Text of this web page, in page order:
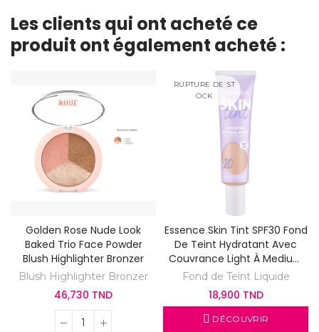
Les clients qui ont acheté ce
produit ont également acheté :
Golden Rose Nude Look
Baked Trio Face Powder
Blush Highlighter Bronzer
Blush Highlighter Bronzer
46,730 TND
RUPTURE DE ST
OCK
Essence Skin Tint SPF30 Fond
De Teint Hydratant Avec
Couvrance Light À Medium
20
Fond de Teint Liquide
18,900 TND
DÉCOUVRIR